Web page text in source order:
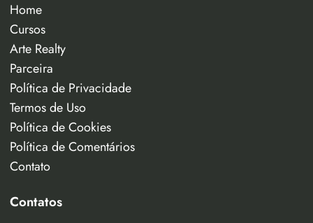
Home
Cursos
Arte Realty
Parceira
Política de Privacidade
Termos de Uso
Política de Cookies
Política de Comentários
Contato
Contatos